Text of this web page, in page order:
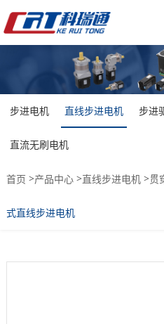
步进电机 直线步进电机 步进
直流无刷电机
首页 >产品中心>直线步进电机>贯
式直线步进电机